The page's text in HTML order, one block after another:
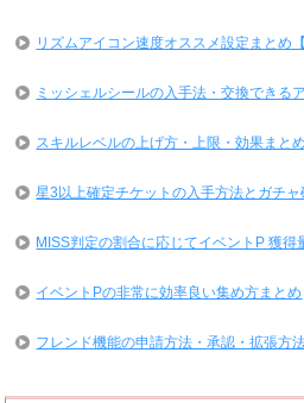
リズムアイコン速度オススメ設定まとめ
ミッシェルシールの入手法・交換できる
スキルレベルの上げ方・上限・効果まと
星3以上確定チケットの入手方法とガチャ
MISS判定の割合に応じてイベントP 獲得
イベントPの非常に効率良い集め方まとめ
フレンド機能の申請方法・承認・拡張方